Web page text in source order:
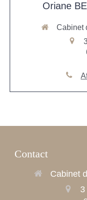
Oriane
Cabinet
Contact
Cabinet